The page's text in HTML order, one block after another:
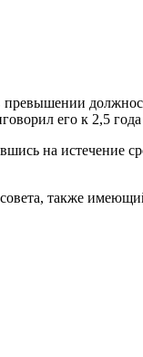
его к 2,5
на истечение
также